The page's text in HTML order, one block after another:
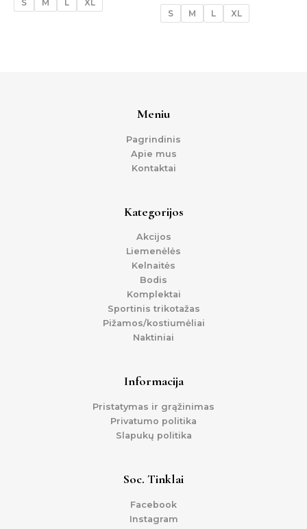
S M L XL
S M L XL
Meniu
Pagrindinis
Apie mus
Kontaktai
Kategorijos
Akcijos
Liemenėlės
Kelnaitės
Bodis
Komplektai
Sportinis trikotažas
Pižamos/kostiumėliai
Naktiniai
Informacija
Pristatymas ir grąžinimas
Privatumo politika
Slapukų politika
Soc. Tinklai
Facebook
Instagram